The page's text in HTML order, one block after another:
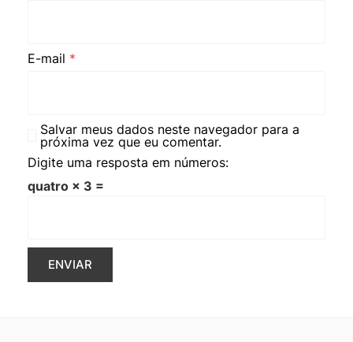
E-mail *
Salvar meus dados neste navegador para a
próxima vez que eu comentar.
Digite uma resposta em números:
quatro × 3 =